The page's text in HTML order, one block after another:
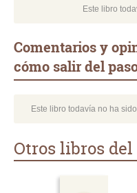
Este libro
Comentarios y
cómo salir del
Este libro todavía no ha
Otros libros